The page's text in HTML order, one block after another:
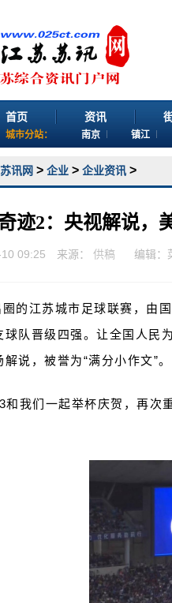
首页 资讯
城市分站： 南京 镇江
讯网 > 企业 > 企业资讯 >
迹2：央视解说，
09:25 来源： 供稿 编辑：
圈的江苏城市足球联赛，由
球队晋级四强。让全国人民
说，被誉为“满分小作文”。
和我们一起举杯庆贺，再次